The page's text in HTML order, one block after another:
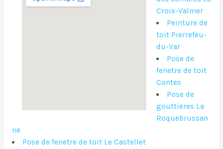
Croix-Valmer
Peinture de
toit Pierrefeu-
du-Var
Pose de
fenetre de toit
Contes
Pose de
gouttieres La
Roquebrussan
ne
Pose de fenetre de toit Le Castellet